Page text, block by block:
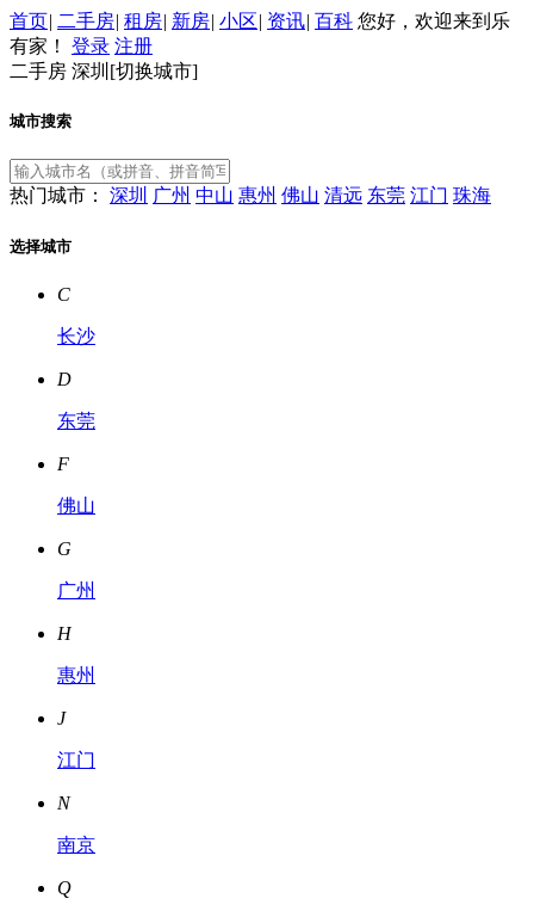
首页| 二手房| 租房| 新房| 小区| 资讯| 百科 您好，欢迎来到乐
有家！
登录 注册
二手房 深圳[切换城市]
城市搜索
热门城市： 深圳 广州 中山 惠州 佛山 清远 东莞 江门 珠海
选择城市
C
长沙
D
东莞
F
佛山
G
广州
H
惠州
J
江门
N
南京
Q